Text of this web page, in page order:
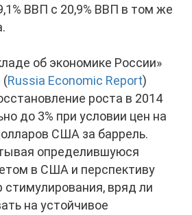
ВВП с 20,9% ВВП в том же
об экономике России»
(Russia Economic Report)
роста в 2014
до 3% при условии цен на
США за баррель.
определившуюся
в США и перспективу
стимулирования, вряд ли
на устойчивое